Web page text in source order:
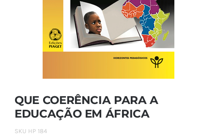
QUE COERÊNCIA PARA A
EDUCAÇÃO EM ÁFRICA
SKU HP 184